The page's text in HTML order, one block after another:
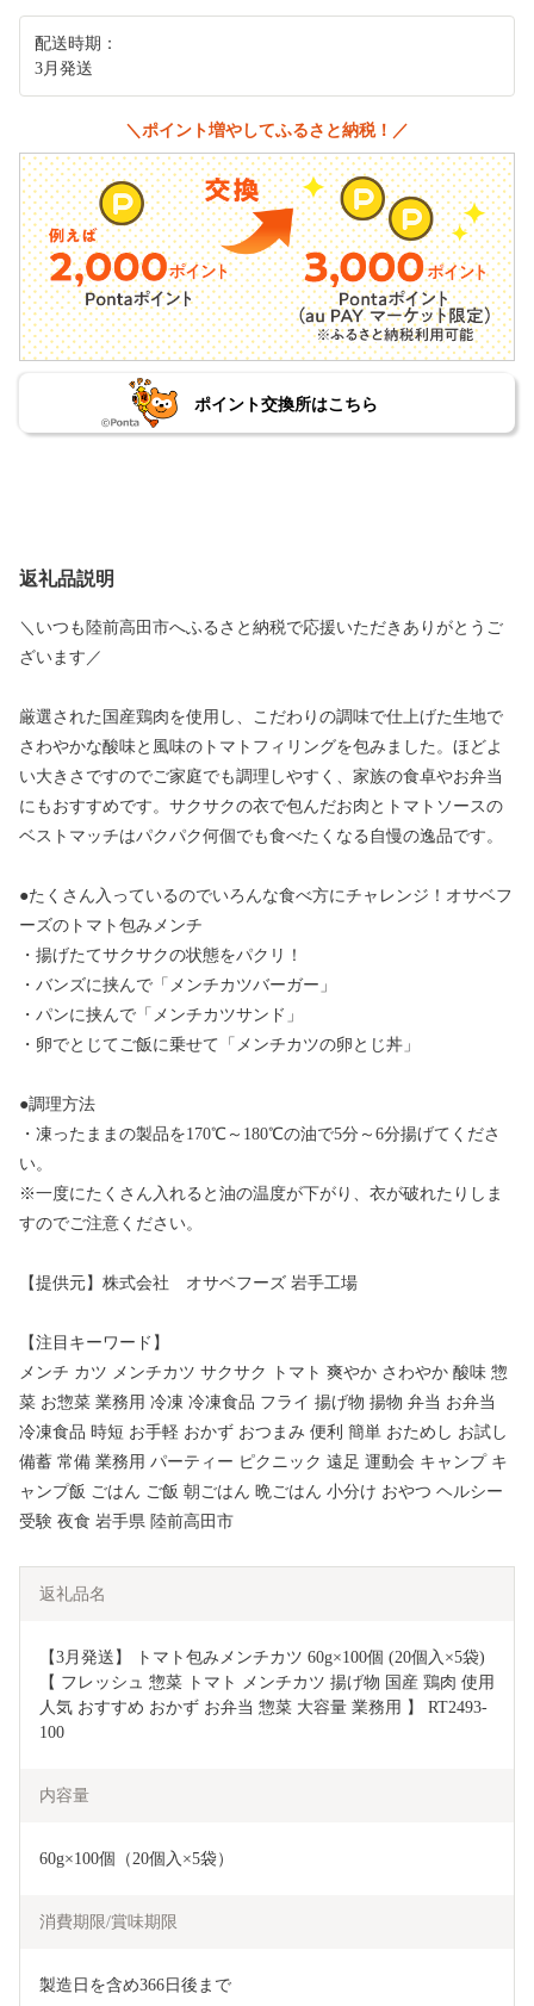
配送時期：
3月発送
＼ポイント増やしてふるさと納税！／
ポイント交換所はこちら
返礼品説明
＼いつも陸前高田市へふるさと納税で応援いただきありがとうご
ざいます／
厳選された国産鶏肉を使用し、こだわりの調味で仕上げた生地で
さわやかな酸味と風味のトマトフィリングを包みました。ほどよ
い大きさですのでご家庭でも調理しやすく、家族の食卓やお弁当
にもおすすめです。サクサクの衣で包んだお肉とトマトソースの
ベストマッチはパクパク何個でも食べたくなる自慢の逸品です。
●たくさん入っているのでいろんな食べ方にチャレンジ！オサベフ
ーズのトマト包みメンチ
・揚げたてサクサクの状態をパクリ！
・バンズに挟んで「メンチカツバーガー」
・パンに挟んで「メンチカツサンド」
・卵でとじてご飯に乗せて「メンチカツの卵とじ丼」
●調理方法
・凍ったままの製品を170℃～180℃の油で5分～6分揚げてくださ
い。
※一度にたくさん入れると油の温度が下がり、衣が破れたりしま
すのでご注意ください。
【提供元】株式会社 オサベフーズ 岩手工場
【注目キーワード】
メンチ カツ メンチカツ サクサク トマト 爽やか さわやか 酸味 惣
菜 お惣菜 業務用 冷凍 冷凍食品 フライ 揚げ物 揚物 弁当 お弁当
冷凍食品 時短 お手軽 おかず おつまみ 便利 簡単 おためし お試し
備蓄 常備 業務用 パーティー ピクニック 遠足 運動会 キャンプ キ
ャンプ飯 ごはん ご飯 朝ごはん 晩ごはん 小分け おやつ ヘルシー
受験 夜食 岩手県 陸前高田市
返礼品名
【3月発送】 トマト包みメンチカツ 60g×100個 (20個入×5袋)
【 フレッシュ 惣菜 トマト メンチカツ 揚げ物 国産 鶏肉 使用
人気 おすすめ おかず お弁当 惣菜 大容量 業務用 】 RT2493-
100
内容量
60g×100個（20個入×5袋）
消費期限/賞味期限
製造日を含め366日後まで